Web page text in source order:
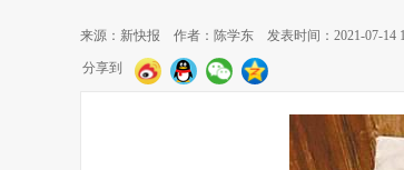
来源：新快报 作者：陈学东 发表时间：2021-07-14
分享到